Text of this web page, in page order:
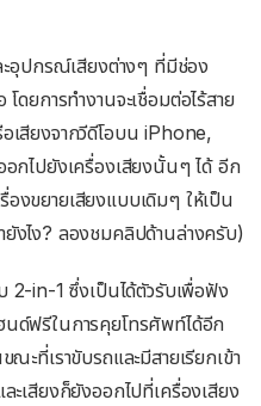
ปกรณ์เสียงต่างๆ ที่มีช่อง
ยการทำงานจะเชื่อมต่อไร้สาย
เสียงจากวีดีโอบน iPhone,
อกไปยังเครื่องเสียงนั้นๆ ได้ อีก
งขยายเสียงแบบเดิมๆ ให้เป็น
ยังไง? ลองชมคลิปด้านล่างครับ)
2-in-1 ซึ่งเป็นได้ตัวรับเพื่อฟัง
นด์ฟรีในการคุยโทรศัพท์ได้อีก
ณะที่เราขับรถและมีสายเรียกเข้า
ะเสียงก็ยังออกไปที่เครื่องเสียง